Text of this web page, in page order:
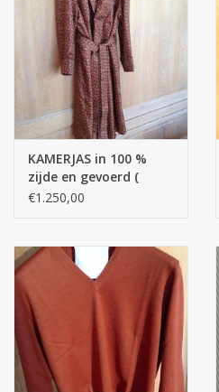
KAMERJAS in 100 %
zijde en gevoerd (
binnenkant )met 100
€1.250,00